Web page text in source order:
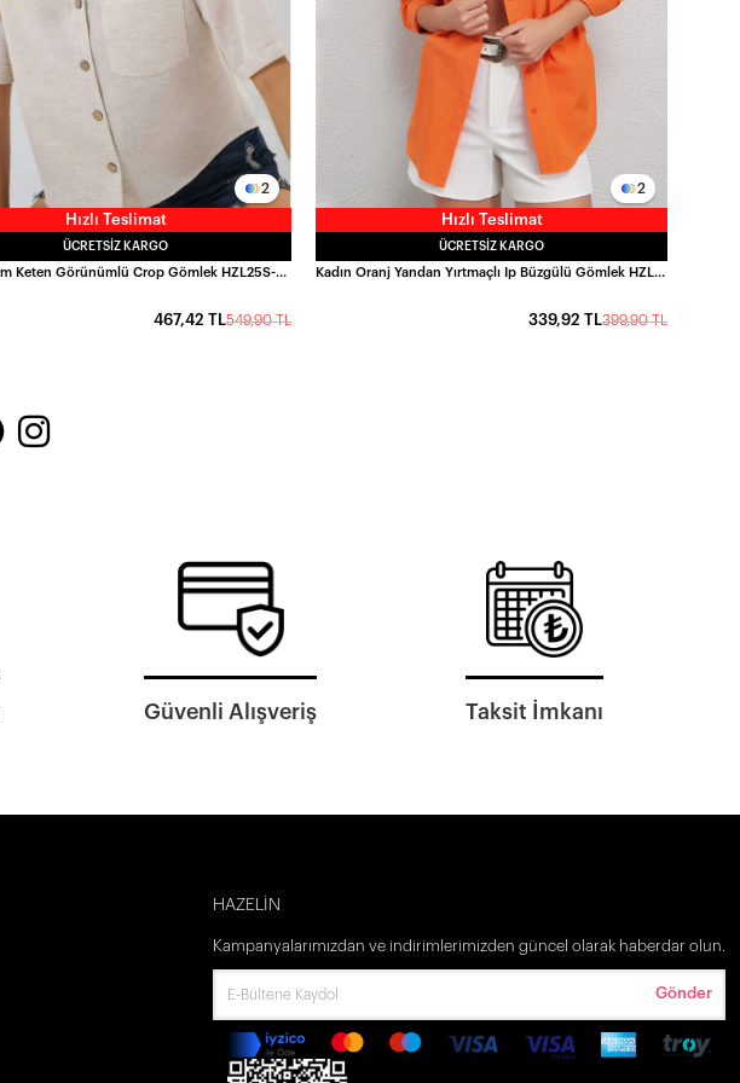
Hızlı Teslimat
2
ÜCRETSIZ KARGO
Kadın Krem Keten Görünümlü Crop Gömlek HZL25S-BD1203391
549,90 TL
467,42 TL
Hızlı Teslimat
2
ÜCRETSIZ KARGO
Kadın Oranj Yandan Yırtmaçlı Ip Büzgülü Gömlek HZL23W-BD1201321
399,90 TL
339,92 TL
Güvenli Alışveriş Taksit İmkanı
HAZELİN
Kampanyalarımızdan ve indirimlerimizden güncel olarak haberdar olun.
Gönder